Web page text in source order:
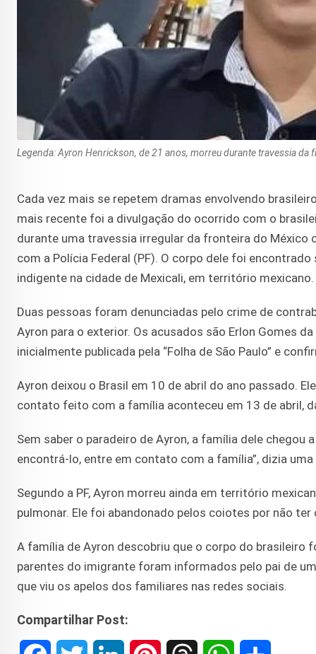
Legenda: Ayron Henrickson, de 21 anos, morreu durante travessia
Cada vez mais se repetem dramas envolvendo
mais recente foi a divulgação do ocorrido com o
durante uma travessia irregular da fronteira do México
com a Polícia Federal (PF). O corpo dele foi
indigente na cidade de Mexicali, em território mexicano.
Duas pessoas foram denunciadas pelo crime de
Ayron para o exterior. Os acusados são Erlon Gomes
inicialmente publicada pela “Folha de São Paulo” e
Ayron deixou o Brasil em 10 de abril do ano passado.
contato feito com a família aconteceu em 13 de abril,
Sem saber o paradeiro de Ayron, a família dele chegou
encontrá-lo, entre em contato com a família”, dizia
Segundo a PF, Ayron morreu ainda em território
pulmonar. Ele foi abandonado pelos coiotes por não
A família de Ayron descobriu que o corpo do brasileiro
parentes do imigrante foram informados pelo pai de
que viu os apelos dos familiares nas redes sociais.
Compartilhar Post: